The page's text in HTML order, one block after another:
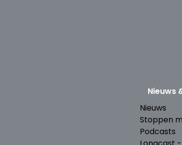
Nieuws
Nieuws
Stoppen
Podcasts